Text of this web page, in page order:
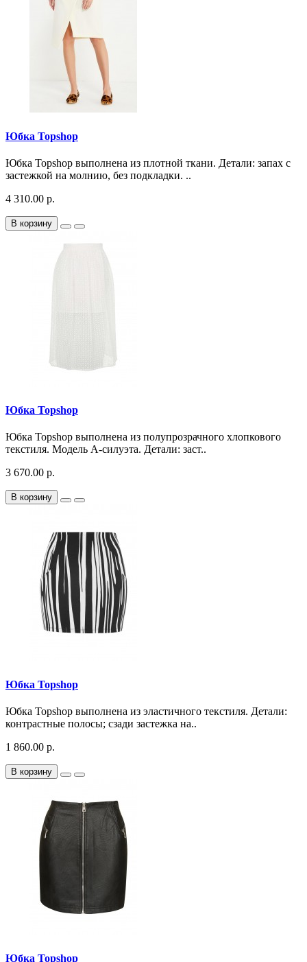
Юбка Topshop
Юбка Topshop выполнена из плотной ткани. Детали: запах с
застежкой на молнию, без подкладки. ..
4 310.00 р.
В корзину
Юбка Topshop
Юбка Topshop выполнена из полупрозрачного хлопкового
текстиля. Модель А-силуэта. Детали: заст..
3 670.00 р.
В корзину
Юбка Topshop
Юбка Topshop выполнена из эластичного текстиля. Детали:
контрастные полосы; сзади застежка на..
1 860.00 р.
В корзину
Юбка Topshop